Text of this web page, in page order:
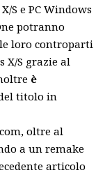
S e PC Windows
potranno
loro controparti
X/S grazie al
è
titolo in
oltre al
a un remake
articolo